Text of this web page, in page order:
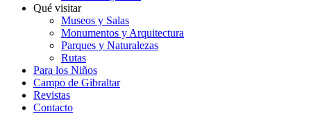
Qué visitar
Museos y Salas
Monumentos y Arquitectura
Parques y Naturalezas
Rutas
Para los Niños
Campo de Gibraltar
Revistas
Contacto